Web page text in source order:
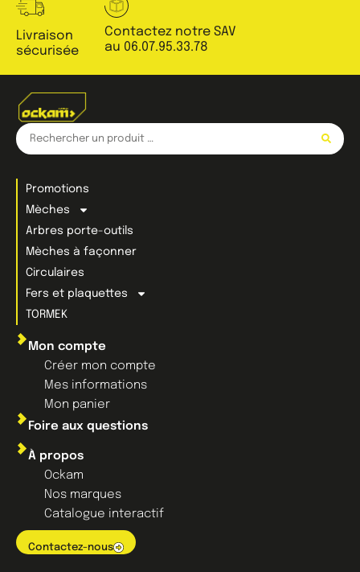
Livraison
sécurisée
Contactez notre SAV
au 06.07.95.33.78
À propos
Ockam
Nos marques
Catalogue interactif
Contactez-nous
Promotions
Mèches
Arbres porte-outils
Mèches à façonner
Circulaires
Fers et plaquettes
TORMEK
Mon compte
Créer mon compte
Mes informations
Mon panier
Foire aux questions